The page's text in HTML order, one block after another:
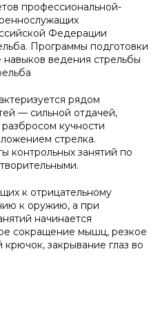
профессиональной-
Федерации
Программы подготовки
ведения стрельбы
рядом
— сильной отдачей,
кучности
стрелка.
контрольных занятий по
к отрицательному
к оружию, а при
начинается
сокращение мышц, резкое
закрывание глаз во